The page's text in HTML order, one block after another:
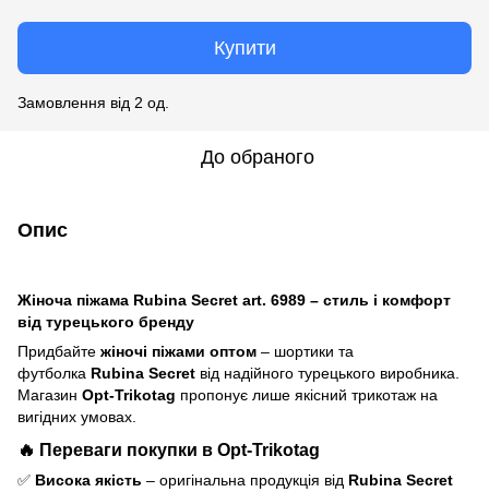
Купити
Замовлення від 2 од.
До обраного
Опис
Жіноча піжама Rubina Secret art. 6989 – стиль і комфорт
від турецького бренду
Придбайте жіночі піжами оптом – шортики та
футболка Rubina Secret від надійного турецького виробника.
Магазин Opt-Trikotag пропонує лише якісний трикотаж на
вигідних умовах.
🔥 Переваги покупки в Opt-Trikotag
✅ Висока якість – оригінальна продукція від Rubina Secret